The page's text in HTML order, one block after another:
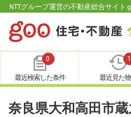
NTTグループ運営の不動産総合サイト
0
最近検索した条件
1
最近見た
奈良県大和高田市